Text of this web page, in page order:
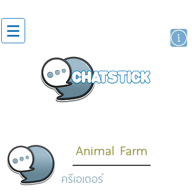
Animal Farm
ครีเอเตอร์